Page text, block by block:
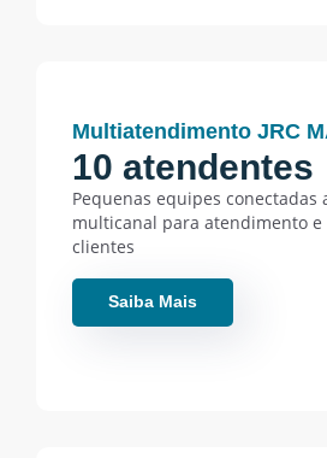
Multiatendimento JRC
10 atendentes
Pequenas equipes conectadas
multicanal para atendimento e
clientes
Saiba Mais